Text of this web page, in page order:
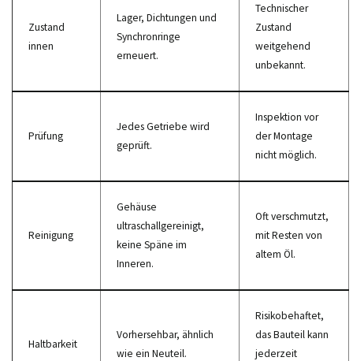
Zustand
innen
Lager, Dichtungen und
Synchronringe
erneuert.
Technischer
Zustand
weitgehend
unbekannt.
Prüfung
Jedes Getriebe wird
geprüft.
Inspektion vor
der Montage
nicht möglich.
Reinigung
Gehäuse
ultraschallgereinigt,
keine Späne im
Inneren.
Oft verschmutzt,
mit Resten von
altem Öl.
Haltbarkeit
Vorhersehbar, ähnlich
wie ein Neuteil.
Risikobehaftet,
das Bauteil kann
jederzeit